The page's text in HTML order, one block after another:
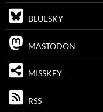
BLUESKY
MASTODON
MISSKEY
RSS